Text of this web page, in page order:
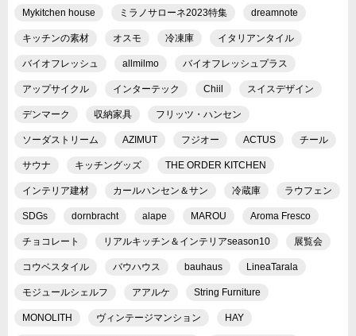
Mykitchen house ミラノサローネ2023特集 dreamnote
キッチンの素材 オスモ 冷凍庫 イタリアンタイル
バイオフレッシュ allmilmo バイオフレッシュプラス
アップサイクル インターテック Chiil スイスデザイン
デンマーク 収納家具 フリッツ・ハンセン
ソーダストリーム AZIMUT フジオー ACTUS チール
サウナ キッチングッズ THE ORDER KITCHEN
インテリア建材 カールハンセン＆サン 冷蔵庫 ラウフェン
SDGs dornbracht alape MAROU Aroma Fresco
チョコレート リアルキッチン＆インテリアseason10 展覧会
コウベスタイル バウハウス bauhaus LineaTarala
モジュールシェルフ アアルケ String Furniture
MONOLITH ヴィンテージマンション HAY